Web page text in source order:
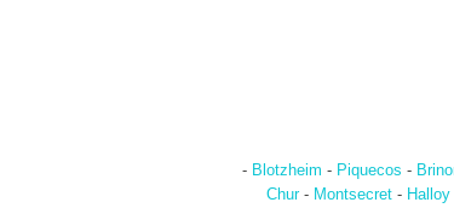
- Blotzheim - Piquecos -
Chur- Montsecret- Halloy